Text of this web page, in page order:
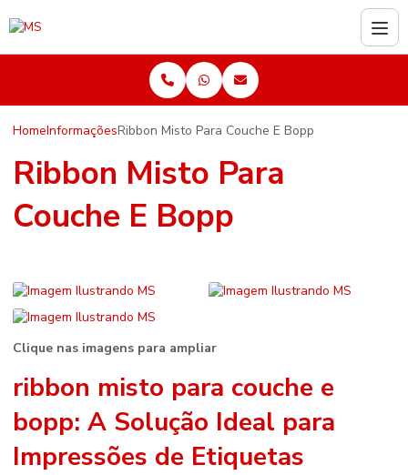
HomeInformaçõesRibbon Misto Para Couche E Bopp
Ribbon Misto Para
Couche E Bopp
Clique nas imagens para ampliar
ribbon misto para couche e
bopp: A Solução Ideal para
Impressões de Etiquetas